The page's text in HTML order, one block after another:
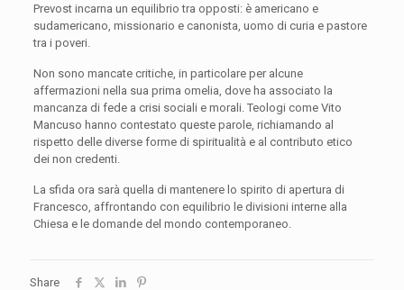
Prevost incarna un equilibrio tra opposti: è americano e
sudamericano, missionario e canonista, uomo di curia e pastore
tra i poveri.
Non sono mancate critiche, in particolare per alcune
affermazioni nella sua prima omelia, dove ha associato la
mancanza di fede a crisi sociali e morali. Teologi come Vito
Mancuso hanno contestato queste parole, richiamando al
rispetto delle diverse forme di spiritualità e al contributo etico
dei non credenti.
La sfida ora sarà quella di mantenere lo spirito di apertura di
Francesco, affrontando con equilibrio le divisioni interne alla
Chiesa e le domande del mondo contemporaneo.
Share